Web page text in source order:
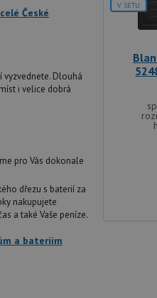
České
vyzvednete. Dlouhá
i velice dobrá
pro Vás dokonale
dřezu s baterií za
nakupujete
a také Vaše peníze.
a bateriím
V SETU
__Secure-
VISITOR_INFO1_LIVE